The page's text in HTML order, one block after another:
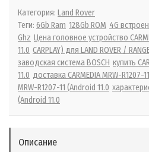
Категория: Land Rover
Теги: 6Gb Ram 128Gb ROM 4G встроен
Ghz Цена головное устройство
11.0 CARPLAY) для LAND ROVER /
заводская система BOSCH купить
11.0 доставка CARMEDIA MRW-R1207-
MRW-R1207-11 (Android 11.0
(Android 11.0
Описание